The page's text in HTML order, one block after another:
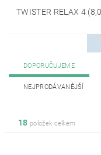
TWISTER RELAX 4
DOPORUČUJEME
NEJPRODÁVANĚJŠÍ
18 položek celkem